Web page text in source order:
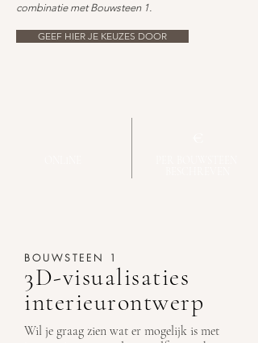
combinatie met Bouwsteen 1.
GEEF HIER JE KEUZES DOOR
BOUWSTEEN 1
3D-visualisaties
interieurontwerp
Wil je graag zien wat er mogelijk is met